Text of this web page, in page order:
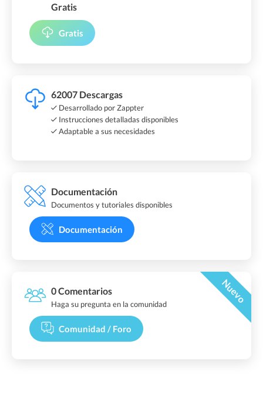
Gratis
Gratis
62007 Descargas
Desarrollado por Zappter
Instrucciones detalladas disponibles
Adaptable a sus necesidades
Documentación
Documentos y tutoriales disponibles
Documentación
0 Comentarios Nuevo
Haga su pregunta en la comunidad
Comunidad / Foro